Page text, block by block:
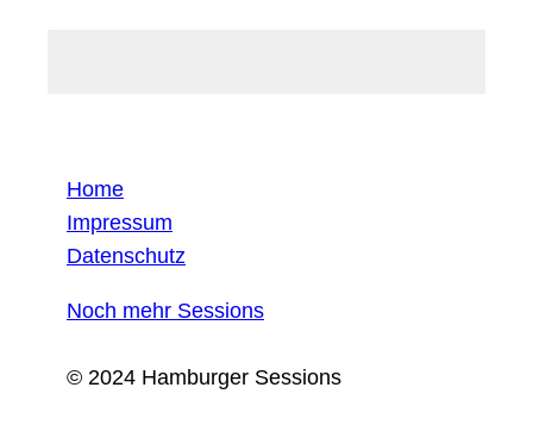
Home
Impressum
Datenschutz
Noch mehr Sessions
© 2024 Hamburger Sessions